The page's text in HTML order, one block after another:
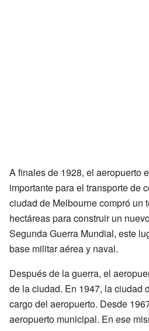
A finales de 1928, el aeropuerto
importante para el transporte de
ciudad de Melbourne compró un
hectáreas para construir un
Segunda Guerra Mundial, este
base militar aérea y naval.
Después de la guerra, el
de la ciudad. En 1947, la ciudad
cargo del aeropuerto. Desde
aeropuerto municipal. En ese